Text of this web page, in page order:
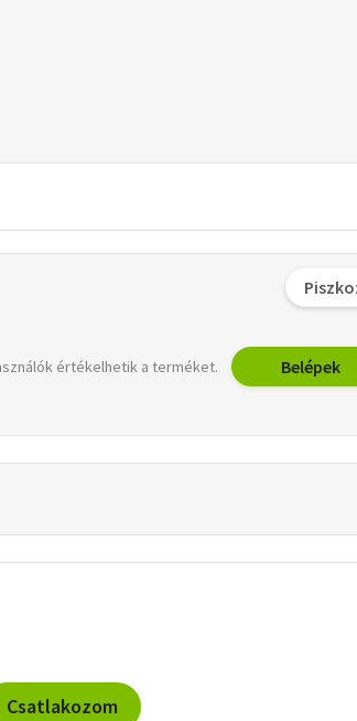
értékelhetik a terméket. Belépek
Csatlakozom